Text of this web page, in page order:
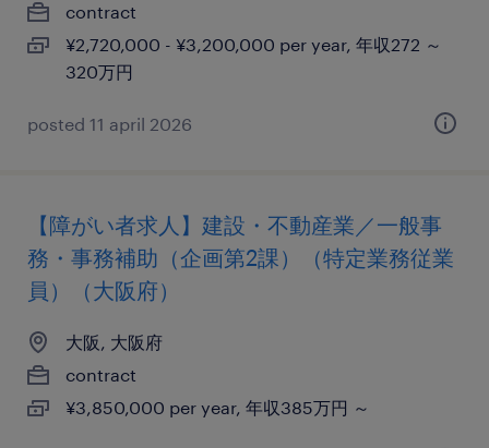
contract
¥2,720,000 - ¥3,200,000 per year, 年収272 ～
320万円
posted 11 april 2026
【障がい者求人】建設・不動産業／一般事
務・事務補助（企画第2課）（特定業務従業
員）（大阪府）
大阪, 大阪府
contract
¥3,850,000 per year, 年収385万円 ～